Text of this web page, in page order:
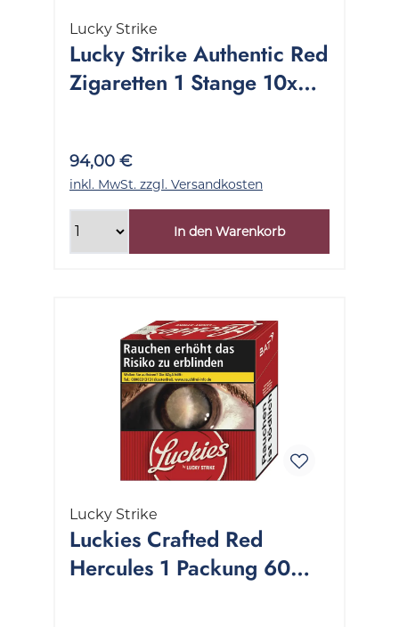
Lucky Strike
Lucky Strike Authentic Red
Zigaretten 1 Stange 10x20
94,00 €
inkl. MwSt. zzgl. Versandkosten
In den Warenkorb
Lucky Strike
Luckies Crafted Red
Hercules 1 Packung 60